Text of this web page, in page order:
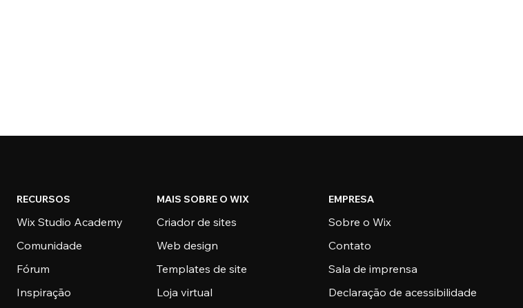
RECURSOS
Wix Studio Academy
Comunidade
Fórum
Inspiração
MAIS SOBRE O WIX
Criador de sites
Web design
Templates de site
Loja virtual
EMPRESA
Sobre o Wix
Contato
Sala de imprensa
Declaração de acessibilidade